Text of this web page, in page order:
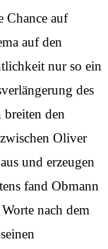
Chance auf
auf den
nur so ein
des
den
Oliver
und erzeugen
fand Obmann
nach dem